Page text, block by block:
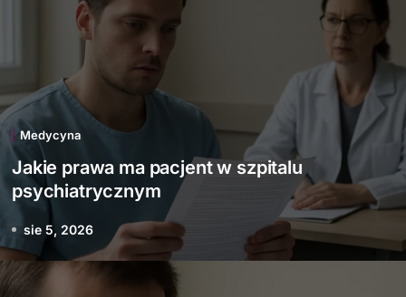
Medycyna
Jakie prawa ma pacjent w szpitalu
psychiatrycznym
sie 5, 2026